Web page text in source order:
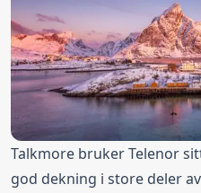
Talkmore bruker Telenor
god dekning i store deler